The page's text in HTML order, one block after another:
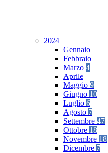
2024
Gennaio
Febbraio
Marzo 4
Aprile
Maggio 9
Giugno 10
Luglio 6
Agosto 7
Settembre 47
Ottobre 18
Novembre 18
Dicembre 7